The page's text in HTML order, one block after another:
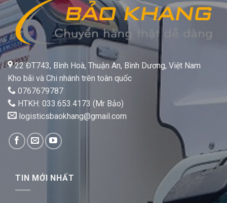
22 ĐT743, Bình Hoà, Thuận An, Bình Dương, Việt Nam
Kho bãi và Chi nhánh trên toàn quốc
0767679787
HTKH: 033.653.4173 (Mr Bảo)
logisticsbaokhang@gmail.com
TIN MỚI NHẤT